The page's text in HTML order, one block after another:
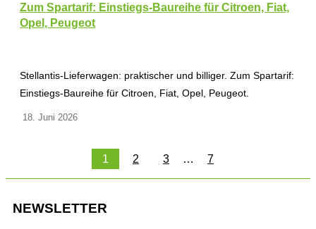
Zum Spartarif: Einstiegs-Baureihe für Citroen, Fiat,
Opel, Peugeot
Stellantis-Lieferwagen: praktischer und billiger. Zum Spartarif:
Einstiegs-Baureihe für Citroen, Fiat, Opel, Peugeot.
18. Juni 2026
1 2 3 … 7
NEWSLETTER